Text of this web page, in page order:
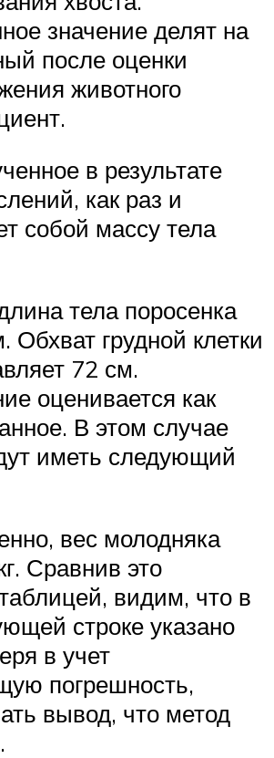
значение делят на
после оценки
животного
в результате
как раз и
собой массу тела
тела поросенка
Обхват грудной клетки
72 см.
оценивается как
В этом случае
иметь следующий
вес молодняка
Сравнив это
видим, что в
строке указано
в учет
погрешность,
вывод, что метод